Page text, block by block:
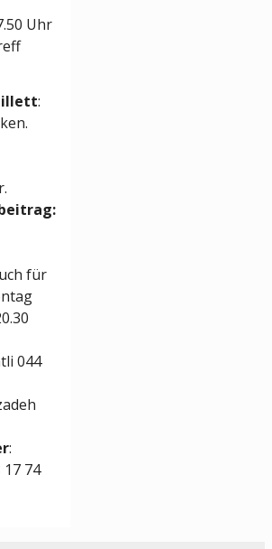
Uhr
:
für
044
:
74